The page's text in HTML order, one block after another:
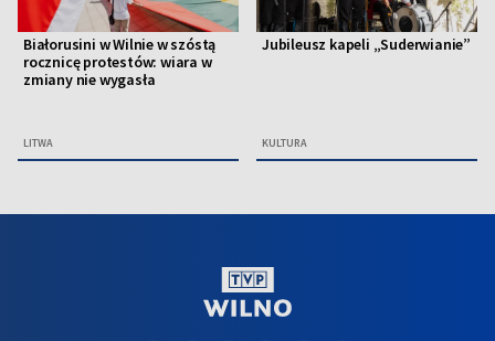
Białorusini w Wilnie w szóstą
rocznicę protestów: wiara w
zmiany nie wygasła
LITWA
Jubileusz kapeli „Suderwianie”
KULTURA